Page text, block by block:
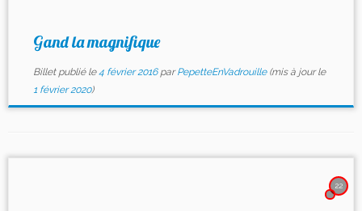
Gand la magnifique
Billet publié le4 février 2016 parPepetteEnVadrouille(mis à jour le
1 février 2020)
22